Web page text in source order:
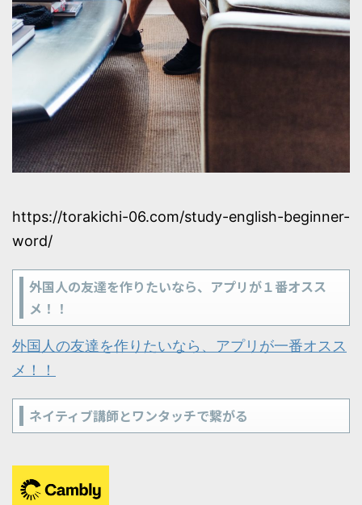
https://torakichi-06.com/study-english-beginner-
word/
外国人の友達を作りたいなら、アプリが１番オスス
メ！！
外国人の友達を作りたいなら、アプリが一番オスス
メ！！
ネイティブ講師とワンタッチで繋がる